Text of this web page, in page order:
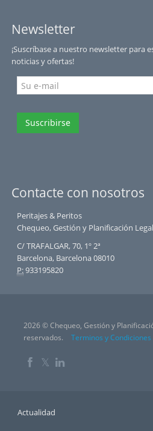
Newsletter
¡Suscríbase a nuestro newsletter para
noticias y ofertas!
Suscribirse
Contacte con nosotros
Peritajes & Peritos
Chequeo, Gestión y Planificación
C/ TRAFALGAR, 70, 1º 2ª
Barcelona, Barcelona 08010
P:933195820
2026 © Chequeo, Gestión y
reservados.
Terminos y Condiciones
𝕏
Actualidad